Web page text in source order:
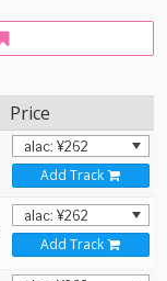
Price
Add Track
Add Track